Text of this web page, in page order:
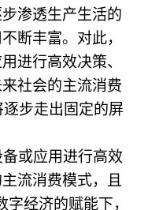
渗透生产生活的
断丰富。对此，
进行高效决策、
社会的主流消费
步走出固定的屏
或应用进行高效
流消费模式，且
经济的赋能下，